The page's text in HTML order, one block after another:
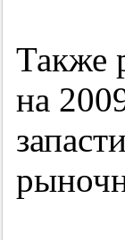
Также
на